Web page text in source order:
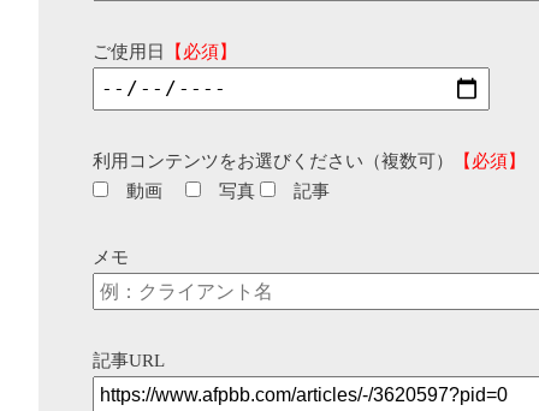
ご使用日 【必須】
利用コンテンツをお選びください（複数可）
【必須】
動画
写真 記事
メモ
記事URL